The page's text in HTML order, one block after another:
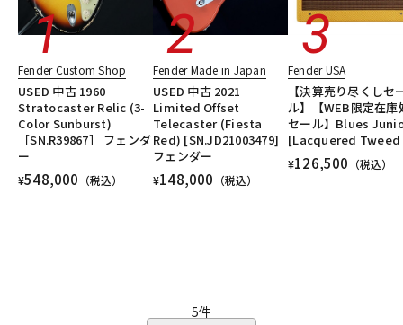
DTM オンライン納品 レコーディング機器
配信/ライブ機器 楽器アクセサリ
エレキギター/#American Ultra
エレキギター/#American Professional
エレキギター/#American Professional II
エレキギター/#American Performer
ベース
ギターアンプ・ベースアンプ
エフェクター
楽器アクセサリ
ユーズド
ヴィンテージ ALL
Fender Custom Shop
USED 中古 1960
Stratocaster Relic (3-
Color Sunburst)
［SN.R39867］ フェンダ
ー
¥548,000 （税込）
Fender Made in Japan
USED 中古 2021
Limited Offset
Telecaster (Fiesta
Red) [SN.JD21003479]
フェンダー
¥148,000 （税込）
Fender USA
【決算売り尽くしセ
ル】【WEB限定在庫
セール】Blues
[Lacquered
¥126,500 （税込）
5件